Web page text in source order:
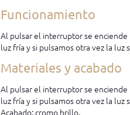
Funcionamiento
Al pulsar el interruptor se enciende
luz fría y si pulsamos otra vez la luz
Materiales y acabado
Al pulsar el interruptor se enciende
luz fría y si pulsamos otra vez la luz
Acabado: cromo brillo.